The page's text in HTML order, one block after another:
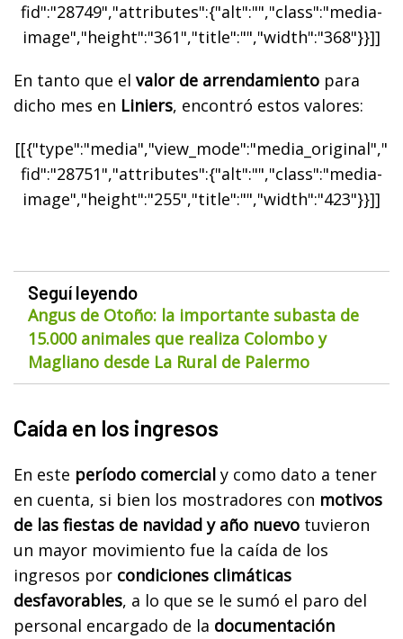
fid":"28749","attributes":{"alt":"","class":"media-
image","height":"361","title":"","width":"368"}}]]
En tanto que el valor de arrendamiento para
dicho mes en Liniers, encontró estos valores:
[[{"type":"media","view_mode":"media_original","
fid":"28751","attributes":{"alt":"","class":"media-
image","height":"255","title":"","width":"423"}}]]
Seguí leyendo
Angus de Otoño: la importante subasta de
15.000 animales que realiza Colombo y
Magliano desde La Rural de Palermo
Caída en los ingresos
En este período comercial y como dato a tener
en cuenta, si bien los mostradores con motivos
de las fiestas de navidad y año nuevo tuvieron
un mayor movimiento fue la caída de los
ingresos por condiciones climáticas
desfavorables, a lo que se le sumó el paro del
personal encargado de la documentación